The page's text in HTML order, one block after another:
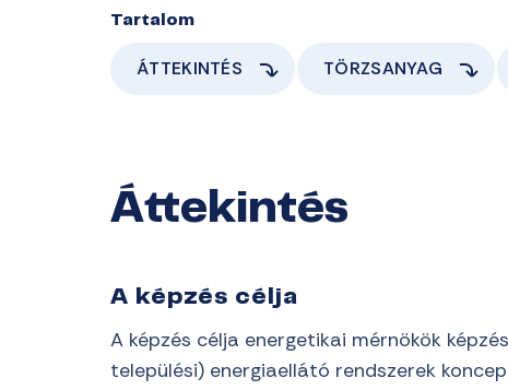
Tartalom
ÁTTEKINTÉS TÖRZSANYAG
Áttekintés
A képzés célja
A képzés célja energetikai mérnökök
települési) energiaellátó rendszerek